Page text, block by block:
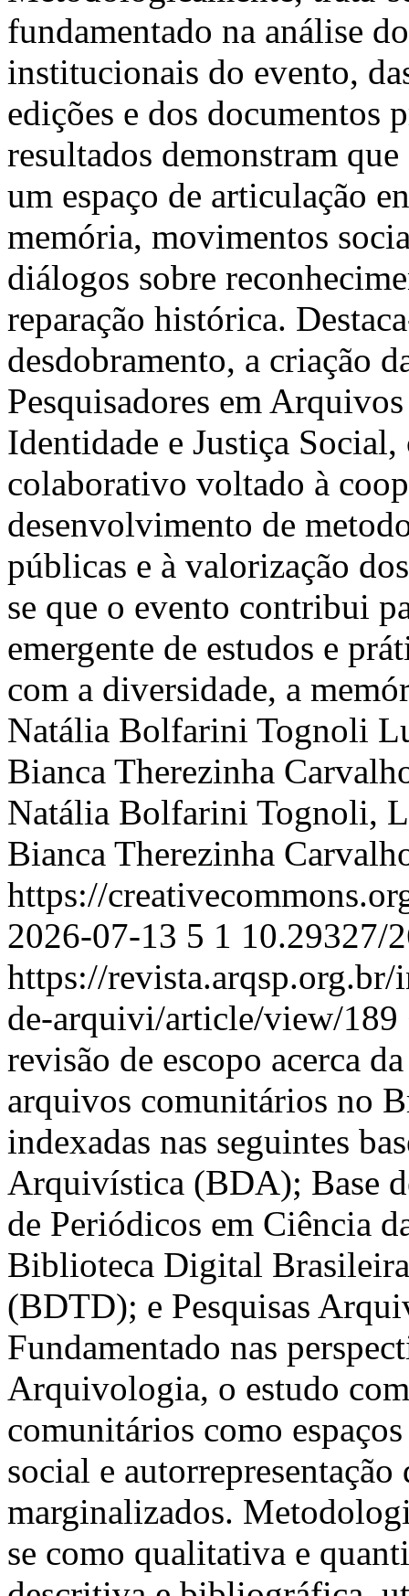
fundamentado na análise
institucionais do evento,
edições e dos documentos
resultados demonstram
um espaço de articulação
memória, movimentos
diálogos sobre
reparação histórica.
desdobramento, a criação
Pesquisadores em
Identidade e Justiça
colaborativo voltado à
desenvolvimento de
públicas e à valorização
se que o evento contribui
emergente de estudos e
com a diversidade, a
Natália Bolfarini Tognoli
Bianca Therezinha
Natália Bolfarini Tognoli,
Bianca Therezinha
https://
2026-07-13 5 1 10.29327/
https://revista.arqsp.org.br/
de-arquivi/article/view/189
revisão de escopo acerca
arquivos comunitários no
indexadas nas seguintes
Arquivística (BDA); Base
de Periódicos em Ciência
Biblioteca Digital Brasileira
(BDTD); e Pesquisas
Fundamentado nas
Arquivologia, o estudo
comunitários como
social e
marginalizados.
se como qualitativa e